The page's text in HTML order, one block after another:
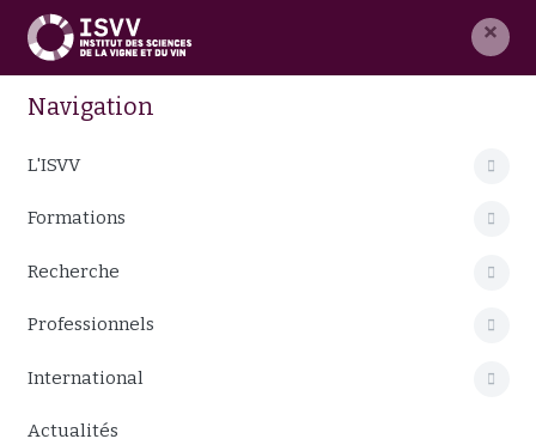
×
Navigation
L'ISVV
Formations
Recherche
Professionnels
International
Actualités